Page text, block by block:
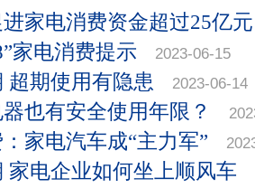
家电消费资金超过25亿元
家电消费提示
2023-06-15
超期使用有隐患 2023-06-14
也有安全使用年限？
家电汽车成“主力军”
家电企业如何坐上顺风车